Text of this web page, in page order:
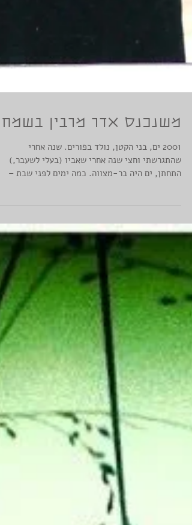
משנכנס אדר מרבין
2001 ים, בני הקטן, נולד בפורים. שנה אחרי
שהתגרשתי וחצי שנה אחרי שאביו (בעלי לשעבר,)
התחתן, ים היה בר-מצווה. כמה ימים לפני שבת –
עליה...